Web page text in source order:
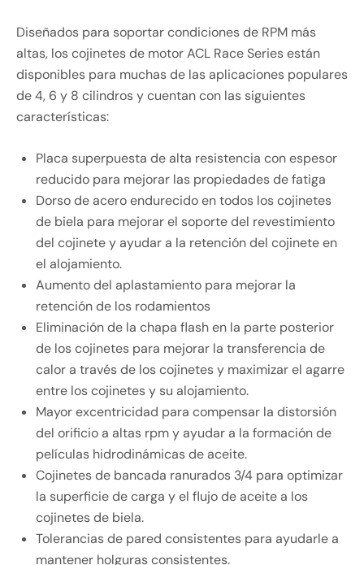
Diseñados para soportar condiciones de RPM más
altas, los cojinetes de motor ACL Race Series están
disponibles para muchas de las aplicaciones populares
de 4, 6 y 8 cilindros y cuentan con las siguientes
características:
Placa superpuesta de alta resistencia con espesor
reducido para mejorar las propiedades de fatiga
Dorso de acero endurecido en todos los cojinetes
de biela para mejorar el soporte del revestimiento
del cojinete y ayudar a la retención del cojinete en
el alojamiento.
Aumento del aplastamiento para mejorar la
retención de los rodamientos
Eliminación de la chapa flash en la parte posterior
de los cojinetes para mejorar la transferencia de
calor a través de los cojinetes y maximizar el agarre
entre los cojinetes y su alojamiento.
Mayor excentricidad para compensar la distorsión
del orificio a altas rpm y ayudar a la formación de
películas hidrodinámicas de aceite.
Cojinetes de bancada ranurados 3/4 para optimizar
la superficie de carga y el flujo de aceite a los
cojinetes de biela.
Tolerancias de pared consistentes para ayudarle a
mantener holguras consistentes.